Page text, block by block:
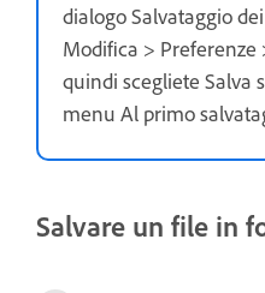
dialogo Salvataggio
Modifica > Preferenze
quindi scegliete Salva
menu Al primo
Salvare un file in